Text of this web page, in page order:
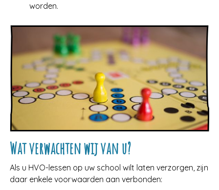
worden.
Wat verwachten wij van u?
Als u HVO-lessen op uw school wilt laten verzorgen, zijn
daar enkele voorwaarden aan verbonden: